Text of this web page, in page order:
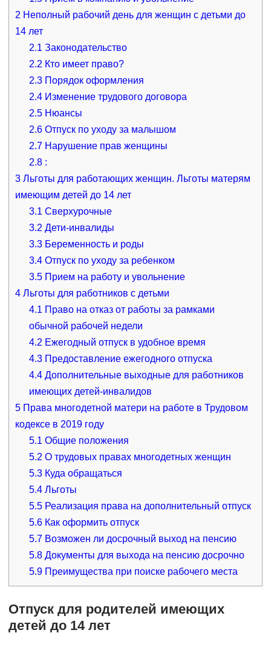
2 Неполный рабочий день для женщин с детьми до
14 лет
2.1 Законодательство
2.2 Кто имеет право?
2.3 Порядок оформления
2.4 Изменение трудового договора
2.5 Нюансы
2.6 Отпуск по уходу за малышом
2.7 Нарушение прав женщины
2.8 :
3Льготы для работающих женщин. Льготы матерям
имеющим детей до 14 лет
3.1 Сверхурочные
3.2 Дети-инвалиды
3.3 Беременность и роды
3.4 Отпуск по уходу за ребенком
3.5 Прием на работу и увольнение
4Льготы для работников с детьми
4.1 Право на отказ от работы за рамками
обычной рабочей недели
4.2 Ежегодный отпуск в удобное время
4.3 Предоставление ежегодного отпуска
4.4 Дополнительные выходные для работников
имеющих детей-инвалидов
5Права многодетной матери на работе в Трудовом
кодексе в 2019 году
5.1 Общие положения
5.2 О трудовых правах многодетных женщин
5.3 Куда обращаться
5.4 Льготы
5.5 Реализация права на дополнительный отпуск
5.6 Как оформить отпуск
5.7 Возможен ли досрочный выход на пенсию
5.8 Документы для выхода на пенсию досрочно
5.9 Преимущества при поиске рабочего места
Отпуск для родителей имеющих
детей до 14 лет